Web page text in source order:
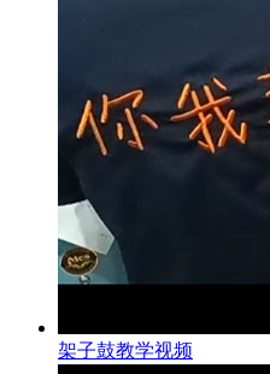
架子鼓教学视频